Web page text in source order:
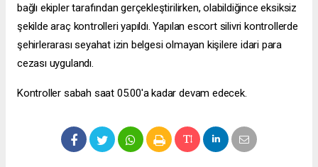
bağlı ekipler tarafından gerçekleştirilirken, olabildiğince eksiksiz
şekilde araç kontrolleri yapıldı. Yapılan escort silivri kontrollerde
şehirlerarası seyahat izin belgesi olmayan kişilere idari para
cezası uygulandı.
Kontroller sabah saat 05.00'a kadar devam edecek.